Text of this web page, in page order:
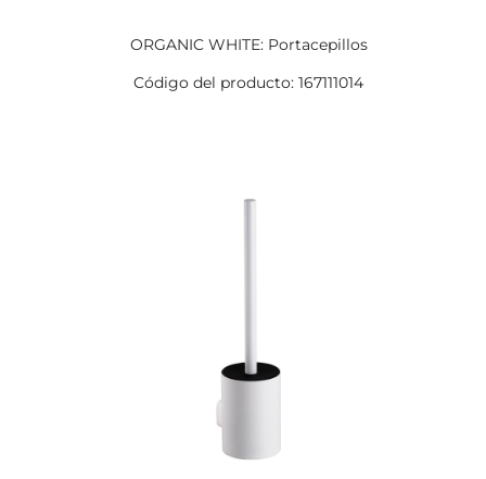
ORGANIC WHITE: Portacepillos
Código del producto: 167111014